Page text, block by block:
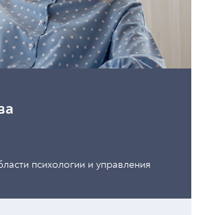
психологии и управления